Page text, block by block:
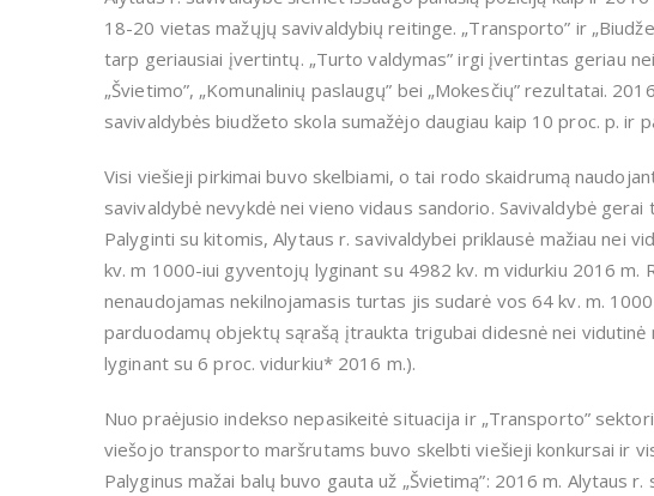
18-20 vietas mažųjų savivaldybių reitinge. „Transporto” ir
tarp geriausiai įvertintų. „Turto valdymas” irgi įvertintas geriau
„Švietimo”, „Komunalinių paslaugų” bei „Mokesčių” rezultatai.
savivaldybės biudžeto skola sumažėjo daugiau kaip 10 proc. p. ir
Visi viešieji pirkimai buvo skelbiami, o tai rodo skaidrumą
savivaldybė nevykdė nei vieno vidaus sandorio. Savivaldybė
Palyginti su kitomis, Alytaus r. savivaldybei priklausė mažiau nei
kv. m 1000-iui gyventojų lyginant su 4982 kv. m vidurkiu 2016 m.
nenaudojamas nekilnojamasis turtas jis sudarė vos 64 kv. m.
parduodamų objektų sąrašą įtraukta trigubai didesnė nei
lyginant su 6 proc. vidurkiu* 2016 m.).
Nuo praėjusio indekso nepasikeitė situacija ir „Transporto”
viešojo transporto maršrutams buvo skelbti viešieji konkursai ir
Palyginus mažai balų buvo gauta už „Švietimą”: 2016 m. Alytaus